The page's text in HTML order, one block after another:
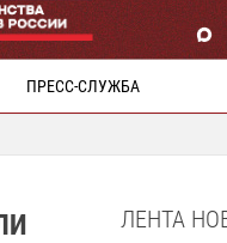
ПРЕСС-СЛУЖБА
ЛЕНТА